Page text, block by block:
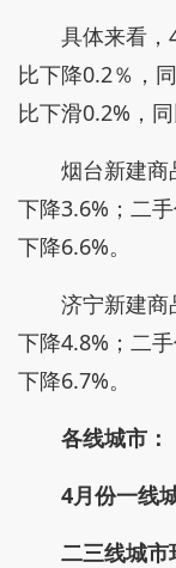
具体来看
比下降0.2％，
比下滑0.2%，同
烟台新建商
下降3.6%；二
下降6.6%。
济宁新建商
下降4.8%；二
下降6.7%。
各线城市：
4月份一线
二三线城市